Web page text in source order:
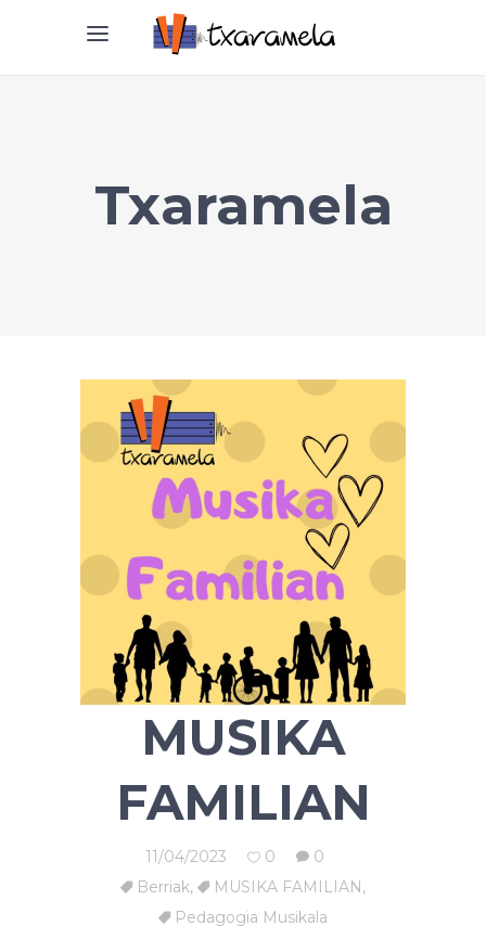
Txaramela
MUSIKA
FAMILIAN
11/04/2023 0
0
Berriak, MUSIKA FAMILIAN,
Pedagogia Musikala